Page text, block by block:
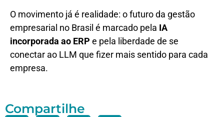
O movimento já é realidade: o futuro da gestão
empresarial no Brasil é marcado pela IA
incorporada ao ERP e pela liberdade de se
conectar ao LLM que fizer mais sentido para cada
empresa.
Compartilhe